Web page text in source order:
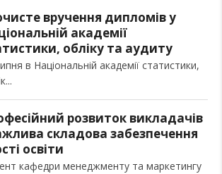
вручення дипломів у
академії
обліку та аудиту
в Національній академії статистики,
розвиток викладачів
складова забезпечення
освіти
кафедри менеджменту та маркетингу